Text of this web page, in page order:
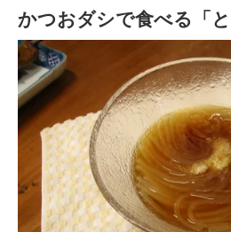
かつおダシで食べる「と